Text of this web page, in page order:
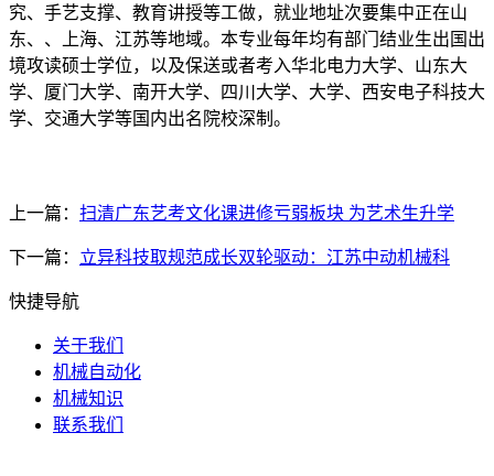
究、手艺支撑、教育讲授等工做，就业地址次要集中正在山
东、、上海、江苏等地域。本专业每年均有部门结业生出国出
境攻读硕士学位，以及保送或者考入华北电力大学、山东大
学、厦门大学、南开大学、四川大学、大学、西安电子科技大
学、交通大学等国内出名院校深制。
上一篇： 扫清广东艺考文化课进修亏弱板块 为艺术生升学
下一篇： 立异科技取规范成长双轮驱动：江苏中动机械科
快捷导航
关于我们
机械自动化
机械知识
联系我们